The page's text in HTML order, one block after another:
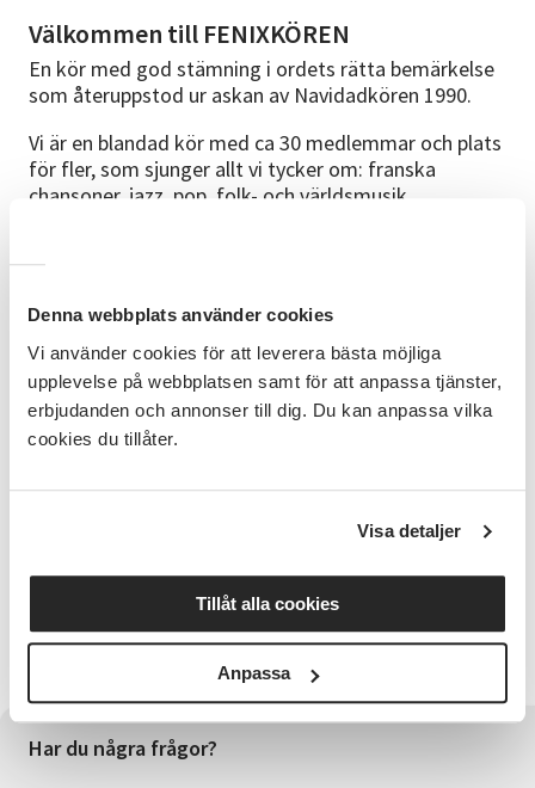
Denna webbplats använder cookies
Vi använder cookies för att leverera bästa möjliga
upplevelse på webbplatsen samt för att anpassa tjänster,
erbjudanden och annonser till dig. Du kan anpassa vilka
cookies du tillåter.
Visa detaljer
Tillåt alla cookies
Anpassa
Välkommen till FENIXKÖREN
En kör med god stämning i ordets rätta bemärkelse
som återuppstod ur askan av Navidadkören 1990.
Vi är en blandad kör med ca 30 medlemmar och plats
för fler, som sjunger allt vi tycker om: franska
chansoner, jazz, pop, folk- och världsmusik,
spännande projekt. Naturligtvis sjunger vi även
adventsframträdanden. Basen för vår kör är att vi
trivs och har trevligt tillsammans och sjunger i kör
för att det är så roligt!
Alla är välkomna men vi saknar i första hand tenorer
och basar.
Inger Ekström inger-ekstrom@telia.com 073-843 36
Har du några frågor?